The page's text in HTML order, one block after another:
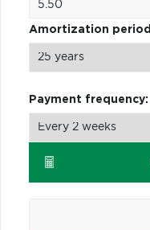
Amortization
Payment frequency: